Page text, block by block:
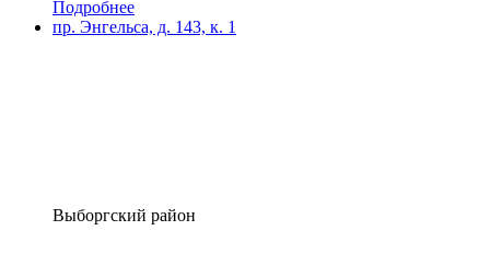
Подробнее
пр. Энгельса, д. 143, к. 1
Выборгский район